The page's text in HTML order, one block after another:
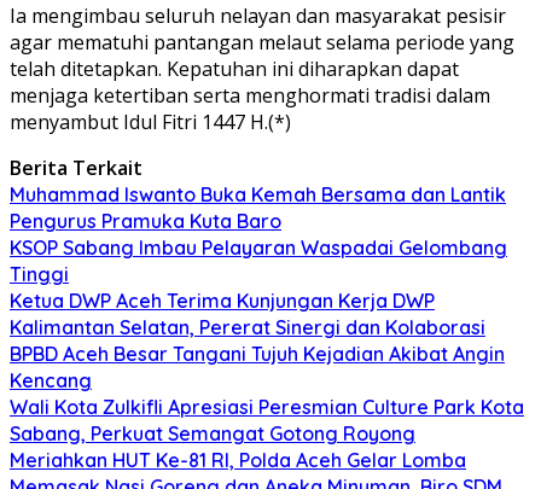
Ia mengimbau seluruh nelayan dan masyarakat pesisir
agar mematuhi pantangan melaut selama periode yang
telah ditetapkan. Kepatuhan ini diharapkan dapat
menjaga ketertiban serta menghormati tradisi dalam
menyambut Idul Fitri 1447 H.(*)
Berita Terkait
Muhammad Iswanto Buka Kemah Bersama dan Lantik
Pengurus Pramuka Kuta Baro
KSOP Sabang Imbau Pelayaran Waspadai Gelombang
Tinggi
Ketua DWP Aceh Terima Kunjungan Kerja DWP
Kalimantan Selatan, Pererat Sinergi dan Kolaborasi
BPBD Aceh Besar Tangani Tujuh Kejadian Akibat Angin
Kencang
Wali Kota Zulkifli Apresiasi Peresmian Culture Park Kota
Sabang, Perkuat Semangat Gotong Royong
Meriahkan HUT Ke-81 RI, Polda Aceh Gelar Lomba